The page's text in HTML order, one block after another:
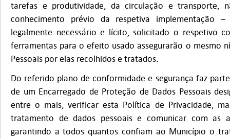
tarefas e produtividade, da circulação e transporte,
conhecimento prévio da respetiva implementação –
legalmente necessário e lícito, solicitado o respetivo
ferramentas para o efeito usado assegurarão o mesmo
Pessoais por elas recolhidos e tratados.
Do referido plano de conformidade e segurança faz
de um Encarregado de Proteção de Dados Pessoais
entre o mais, verificar esta Política de Privacidade,
tratamento de dados pessoais e comunicar com as
garantindo a todos quantos confiam ao Município o